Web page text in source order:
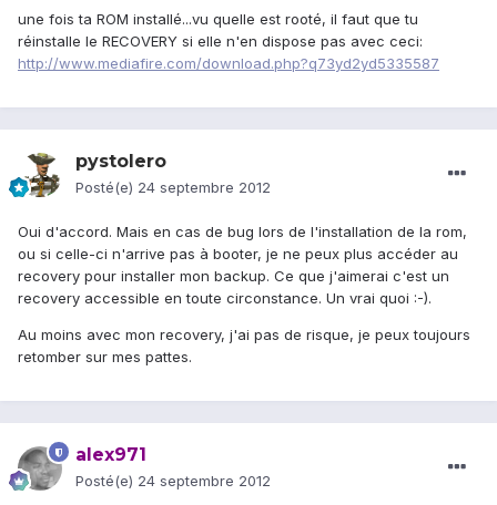
une fois ta ROM installé...vu quelle est rooté, il faut que tu
réinstalle le RECOVERY si elle n'en dispose pas avec ceci:
http://www.mediafire.com/download.php?q73yd2yd5335587
pystolero
Posté(e) 24 septembre 2012
Oui d'accord. Mais en cas de bug lors de l'installation de la rom,
ou si celle-ci n'arrive pas à booter, je ne peux plus accéder au
recovery pour installer mon backup. Ce que j'aimerai c'est un
recovery accessible en toute circonstance. Un vrai quoi :-).
Au moins avec mon recovery, j'ai pas de risque, je peux toujours
retomber sur mes pattes.
alex971
Posté(e) 24 septembre 2012